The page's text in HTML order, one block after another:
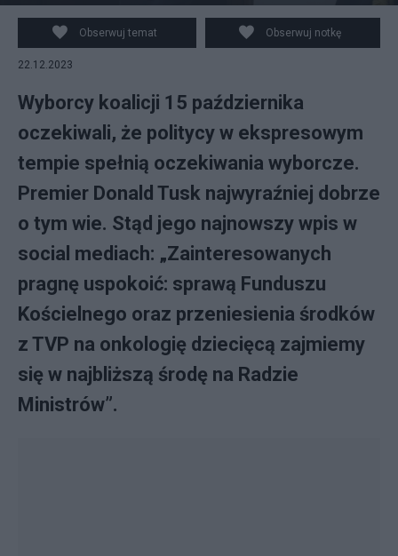
fot. PAP
Obserwuj temat Obserwuj notkę
22.12.2023
Wyborcy koalicji 15 października
oczekiwali, że politycy w ekspresowym
tempie spełnią oczekiwania wyborcze.
Premier Donald Tusk najwyraźniej dobrze
o tym wie. Stąd jego najnowszy wpis w
social mediach: „Zainteresowanych
pragnę uspokoić: sprawą Funduszu
Kościelnego oraz przeniesienia środków
z TVP na onkologię dziecięcą zajmiemy
się w najbliższą środę na Radzie
Ministrów”.